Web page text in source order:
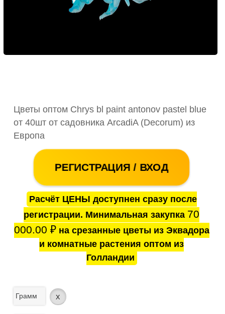
Цветы оптом Chrys bl paint antonov pastel blue
от 40шт от садовника ArcadiA (Decorum) из
Европа
РЕГИСТРАЦИЯ / ВХОД
Расчёт ЦЕНЫ доступнен сразу после
регистрации. Минимальная закупка 70
000.00 ₽на срезанные цветы из Эквадора
и комнатные растения оптом из
Голландии
Грамм x